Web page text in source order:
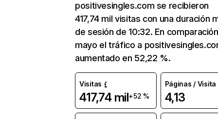
positivesingles.com se recibieron
417,74 mil visitas con una duración
de sesión de 10:32. En
mayo el tráfico a
aumentado en 52,22 %.
Visitas
417,74 mil+52 %
Páginas / Visita
4,13